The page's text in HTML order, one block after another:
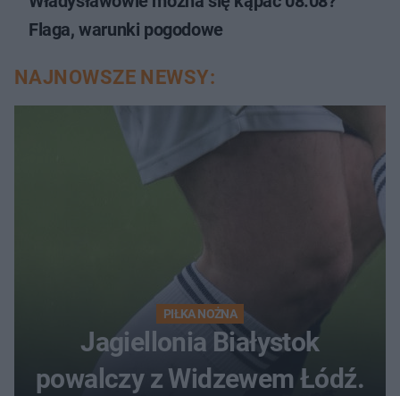
Flaga, warunki pogodowe
NAJNOWSZE NEWSY:
PIŁKA NOŻNA
Jagiellonia Białystok
powalczy z Widzewem Łódź.